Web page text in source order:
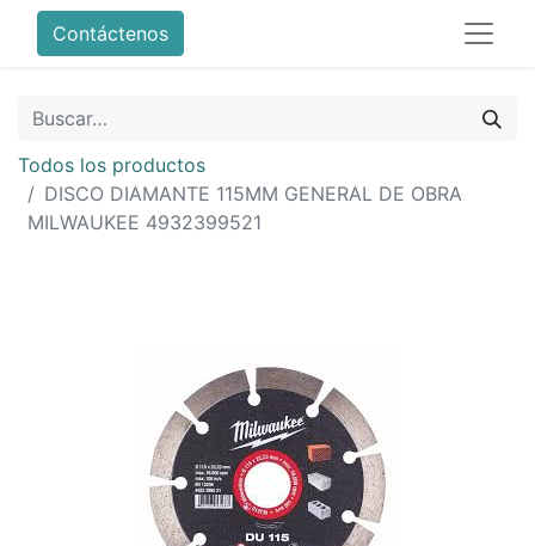
Contáctenos
Todos los productos
DISCO DIAMANTE 115MM GENERAL DE OBRA
MILWAUKEE 4932399521